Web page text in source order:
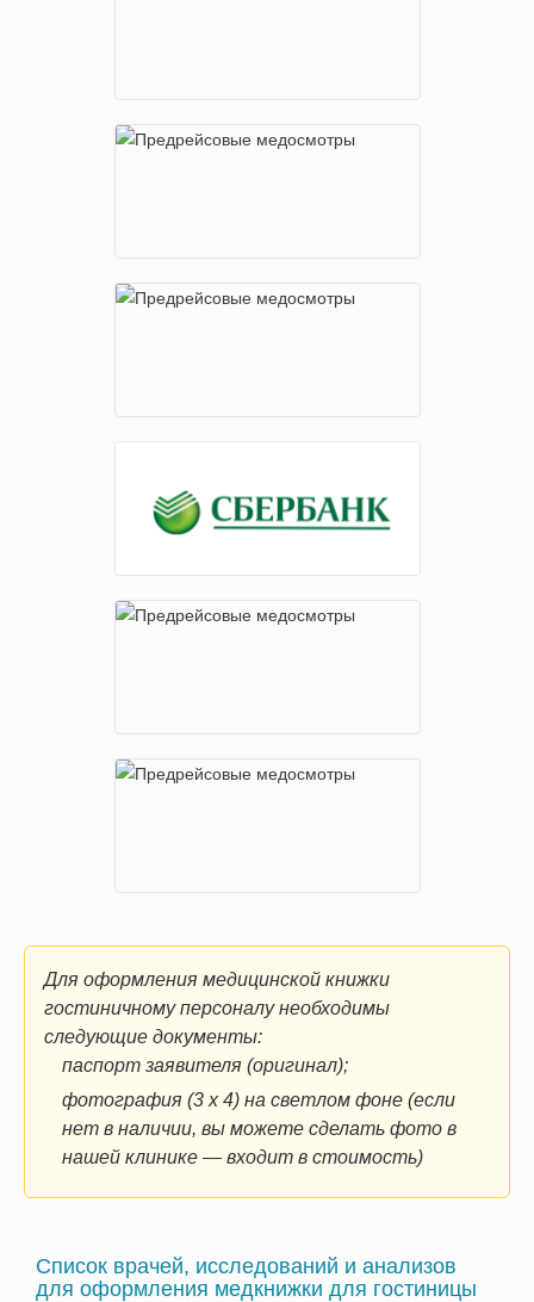
Для оформления медицинской книжки
гостиничному персоналу необходимы
следующие документы:
паспорт заявителя (оригинал);
фотография (3 х 4) на светлом фоне (если
нет в наличии, вы можете сделать фото в
нашей клинике — входит в стоимость)
Список врачей, исследований и анализов
для оформления медкнижки для гостиницы